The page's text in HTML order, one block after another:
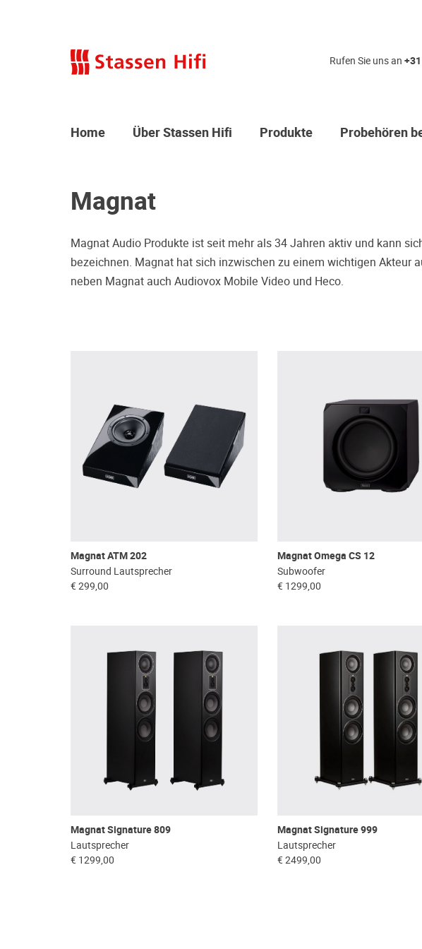
Rufen Sie uns an
Home Über Stassen Hifi Produkte Probehören
Magnat
Magnat Audio Produkte ist seit mehr als 34 Jahren aktiv und kann
bezeichnen. Magnat hat sich inzwischen zu einem wichtigen Akteur
neben Magnat auch Audiovox Mobile Video und Heco.
Magnat ATM 202
Surround Lautsprecher
€ 299,00
Magnat Omega CS 12
Subwoofer
€ 1299,00
Magnat Signature 809
Lautsprecher
€ 1299,00
Magnat Signature 999
Lautsprecher
€ 2499,00